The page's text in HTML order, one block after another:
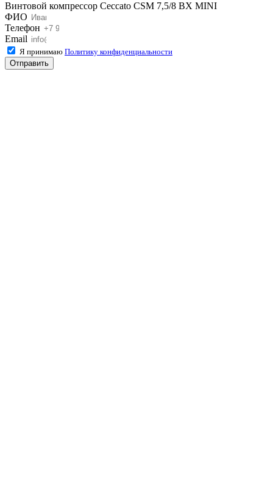
Винтовой компрессор Ceccato CSM 7,5/8 BX MINI
ФИО
Телефон
Email
Я принимаю Политику конфиденциальности
Отправить